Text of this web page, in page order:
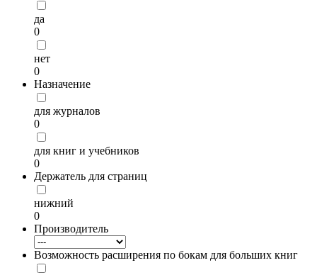
да
0
нет
0
Назначение
для журналов
0
для книг и учебников
0
Держатель для страниц
нижний
0
Производитель
Возможность расширения по бокам для больших книг